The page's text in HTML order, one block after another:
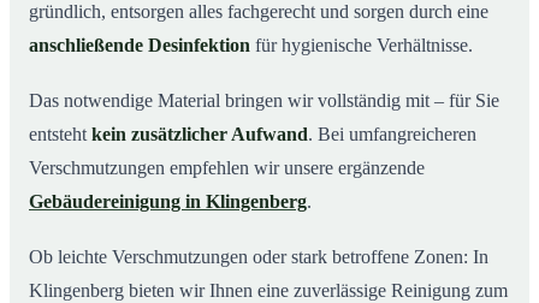
gründlich, entsorgen alles fachgerecht und sorgen durch eine
anschließende Desinfektion für hygienische Verhältnisse.
Das notwendige Material bringen wir vollständig mit – für Sie
entsteht kein zusätzlicher Aufwand. Bei umfangreicheren
Verschmutzungen empfehlen wir unsere ergänzende
Gebäudereinigung in Klingenberg.
Ob leichte Verschmutzungen oder stark betroffene Zonen: In
Klingenberg bieten wir Ihnen eine zuverlässige Reinigung zum